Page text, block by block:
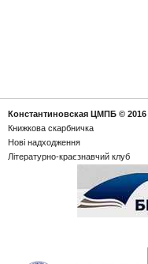
Константиновская ЦМПБ © 2016
Книжкова скарбничка
Новi надходження
Літературно-краєзнавчий клуб